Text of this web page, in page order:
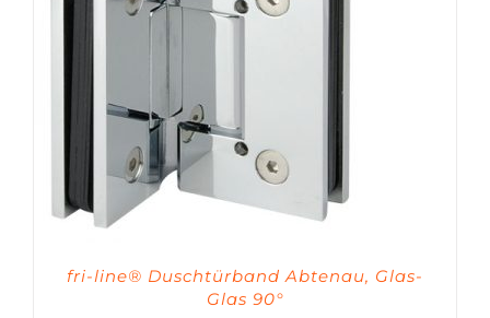
fri-line® Duschtürband Abtenau, Glas-
Glas 90°